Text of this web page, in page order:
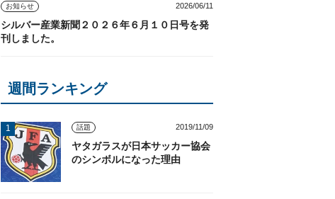
お知らせ 2026/06/11
シルバー産業新聞２０２６年６月１０日号を発
刊しました。
週間ランキング
話題 2019/11/09
ヤタガラスが日本サッカー協会
のシンボルになった理由